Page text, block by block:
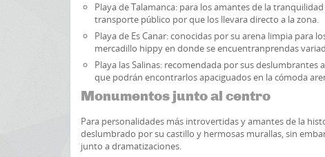
Playa de Talamanca: para los amantes de la
transporte público por que los llevara directo a la zona.
Playa de Es Canar: conocidas por su arena limpia para
mercadillo hippy en donde se encuentranprendas
Playa las Salinas: recomendada por sus
que podrán encontrarlos apaciguados en la cómoda
Monumentos junto al centro
Para personalidades más introvertidas y amantes de la
deslumbrado por su castillo y hermosas murallas, sin
junto a dramatizaciones.